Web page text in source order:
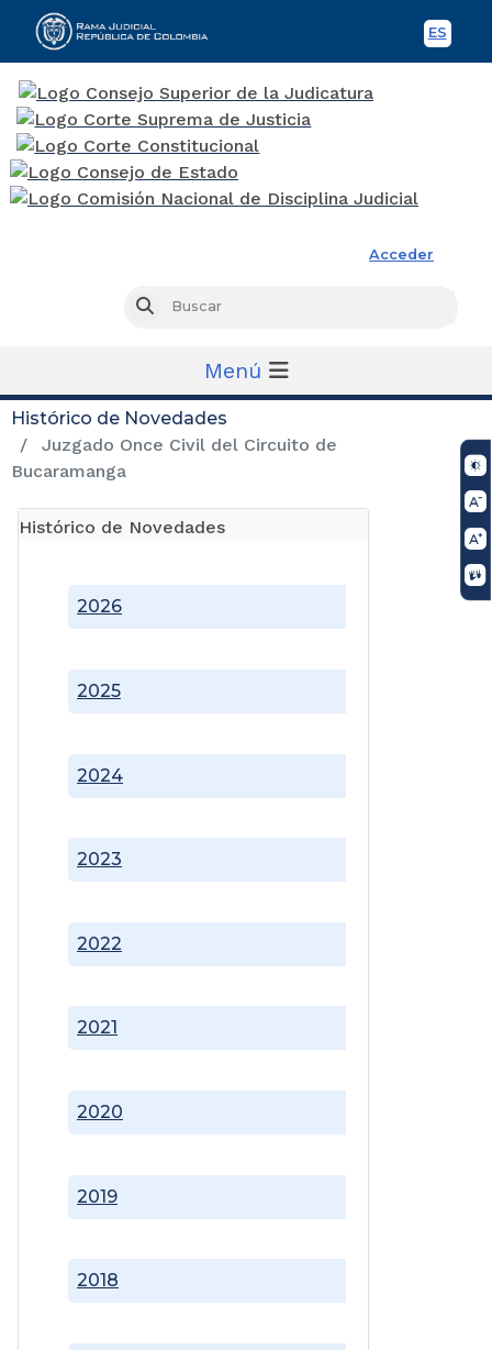
ES
Acceder
Buscar
Menú
Histórico de Novedades
Juzgado Once Civil del Circuito de
Bucaramanga
Histórico de Novedades
2018
2019
2020
2021
2022
2023
2024
2025
2026